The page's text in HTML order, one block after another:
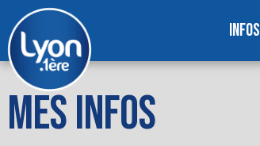
INFOS
MES INFOS